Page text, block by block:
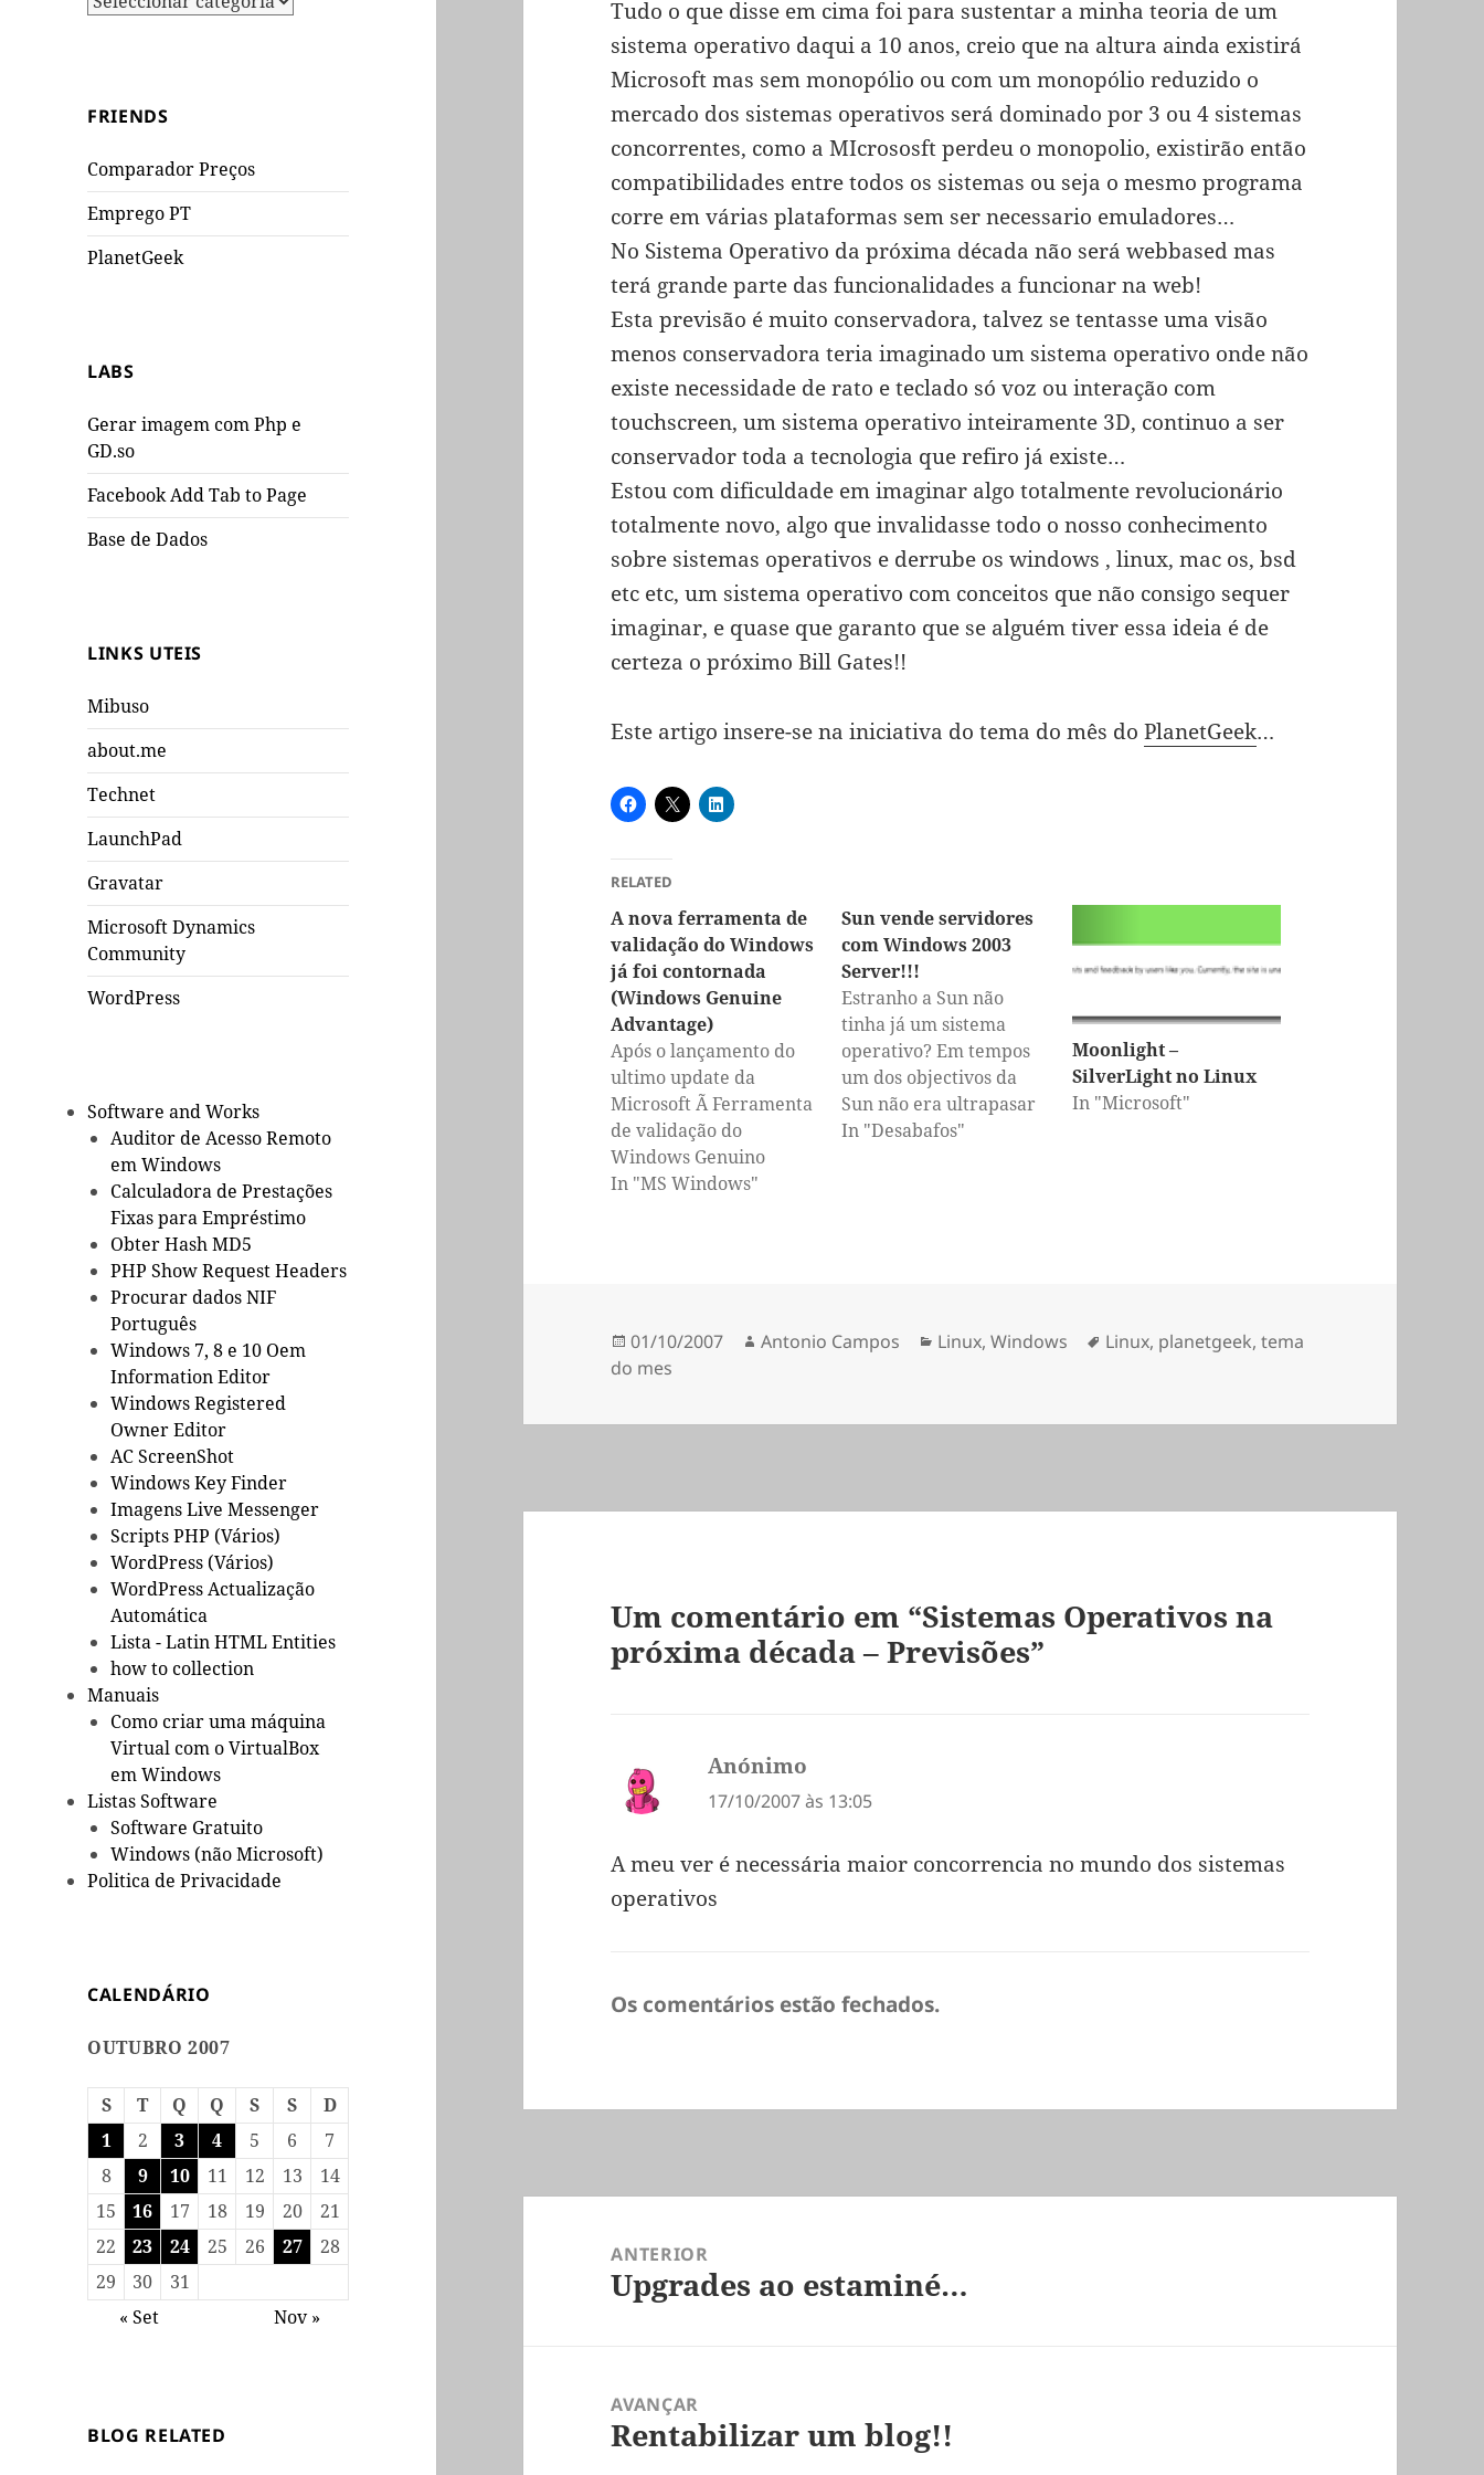
FRIENDS
Comparador Preços
Emprego PT
PlanetGeek
LABS
Gerar imagem com Php e
GD.so
Facebook Add Tab to Page
Base de Dados
LINKS UTEIS
Mibuso
about.me
Technet
LaunchPad
Gravatar
Microsoft Dynamics
Community
WordPress
Software and Works
Auditor de Acesso Remoto
em Windows
Calculadora de Prestações
Fixas para Empréstimo
Obter Hash MD5
PHP Show Request Headers
Procurar dados NIF
Português
Windows 7, 8 e 10 Oem
Information Editor
Windows Registered
Owner Editor
AC ScreenShot
Windows Key Finder
Imagens Live Messenger
Scripts PHP (Vários)
WordPress (Vários)
WordPress Actualização
Automática
Lista - Latin HTML Entities
how to collection
Manuais
Como criar uma máquina
Virtual com o VirtualBox
em Windows
Listas Software
Software Gratuito
Windows (não Microsoft)
Politica de Privacidade
CALENDÁRIO
OUTUBRO 2007
S T Q Q S S
D
1
2 3 4 5 6
7
8
9 10 11 12 13
14
15
16 17 18 19 20
21
22
23 24 25 26 27
28
29
30
31
« Set
Nov »
BLOG RELATED
Tudo o que disse em cima foi para sustentar a minha teoria de um
sistema operativo daqui a 10 anos, creio que na altura ainda existirá
Microsoft mas sem monopólio ou com um monopólio reduzido o
mercado dos sistemas operativos será dominado por 3 ou 4 sistemas
concorrentes, como a MIcrososft perdeu o monopolio, existirão então
compatibilidades entre todos os sistemas ou seja o mesmo programa
corre em várias plataformas sem ser necessario emuladores…
No Sistema Operativo da próxima década não será webbased mas
terá grande parte das funcionalidades a funcionar na web!
Esta previsão é muito conservadora, talvez se tentasse uma visão
menos conservadora teria imaginado um sistema operativo onde não
existe necessidade de rato e teclado só voz ou interação com
touchscreen, um sistema operativo inteiramente 3D, continuo a ser
conservador toda a tecnologia que refiro já existe…
Estou com dificuldade em imaginar algo totalmente revolucionário
totalmente novo, algo que invalidasse todo o nosso conhecimento
sobre sistemas operativos e derrube os windows , linux, mac os, bsd
etc etc, um sistema operativo com conceitos que não consigo sequer
imaginar, e quase que garanto que se alguém tiver essa ideia é de
certeza o próximo Bill Gates!!
Este artigo insere-se na iniciativa do tema do mês doPlanetGeek…
RELATED
A nova ferramenta de
validação do Windows
já foi contornada
(Windows Genuine
Advantage)
Após o lançamento do
ultimo update da
Microsoft Ã Ferramenta
de validação do
Windows Genuino
(Windows Genuine
de fazerem updates
(não pagas não usas ;) ).
tempo até alguém ter
In "MS Windows"
Sun vende servidores
com Windows 2003
Server!!!
Estranho a Sun não
tinha já um sistema
operativo? Em tempos
um dos objectivos da
Sun não era ultrapasar
ou acabar com a
seguem!!! Fonte Original
In "Desabafos"
Moonlight –
SilverLight no Linux
In "Microsoft"
Publicado
a
01/10/2007 Autor
Antonio Campos Categorias
Linux,Windows Etiquetas
Linux, planetgeek,tema
do mes
Um comentário em “Sistemas Operativos na
próxima década – Previsões”
Anónimo
17/10/2007 às 13:05
A meu ver é necessária maior concorrencia no mundo dos sistemas
operativos
Os comentários estão fechados.
ANTERIOR
Artigo
Upgrades ao estaminé…
AVANÇAR
Artigo
Rentabilizar um blog!!